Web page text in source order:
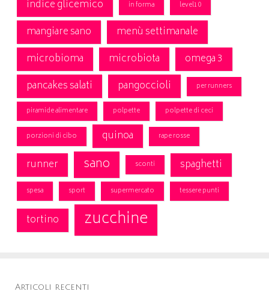
indice glicemico in forma level10
mangiare sano
menù settimanale
microbioma
microbiota
omega 3
pancakes salati
pangoccioli per runners
piramide alimentare polpette polpette di ceci
porzioni di cibo quinoa rape rosse
runner sano sconti spaghetti
spesa sport supermercato tessere punti
tortino zucchine
Articoli recenti